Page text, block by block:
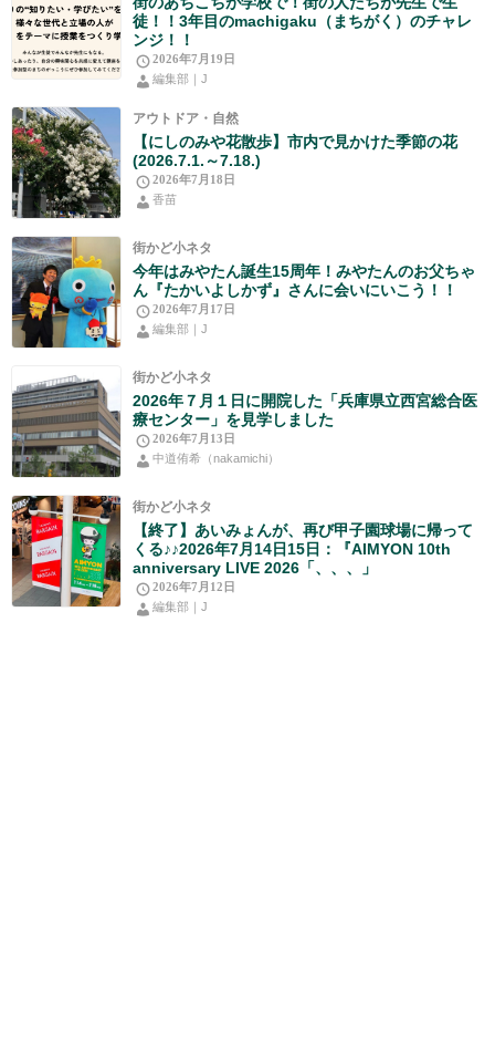
徒！！3年目のmachigaku（まちがく）のチャレ
ンジ！！
2026年7月19日
編集部｜J
アウトドア・自然
【にしのみや花散歩】市内で見かけた季節の花
(2026.7.1.～7.18.)
2026年7月18日
香苗
街かど小ネタ
今年はみやたん誕生15周年！みやたんのお父ちゃ
ん『たかいよしかず』さんに会いにいこう！！
2026年7月17日
編集部｜J
街かど小ネタ
2026年７月１日に開院した「兵庫県立西宮総合医
療センター」を見学しました
2026年7月13日
中道侑希（nakamichi）
街かど小ネタ
【終了】あいみょんが、再び甲子園球場に帰って
くる♪♪2026年7月14日15日：『AIMYON 10th
anniversary LIVE 2026「、、、」
2026年7月12日
編集部｜J